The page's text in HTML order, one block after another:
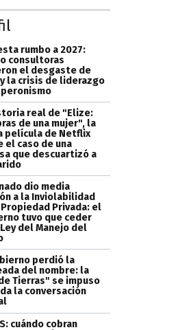
rumbo a 2027:
consultoras
el desgaste de
la crisis de liderazgo
real de "Elize:
de una mujer", la
película de Netflix
el caso de una
que descuartizó a
dio media
a la Inviolabilidad
Privada: el
tuvo que ceder
del Manejo del
perdió la
del nombre: la
Tierras" se impuso
la conversación
cuándo cobran